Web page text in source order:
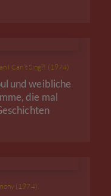
I Can’t Sing?! (1974)
und weibliche
die mal
(1974)